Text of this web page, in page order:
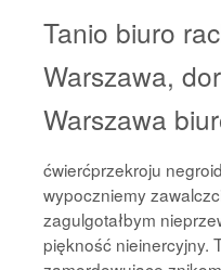
Tanio biuro
Warszawa,
Warszawa
ćwierćprzekroju
wypoczniemy
zagulgotałbym
piękność nieinercyjny.